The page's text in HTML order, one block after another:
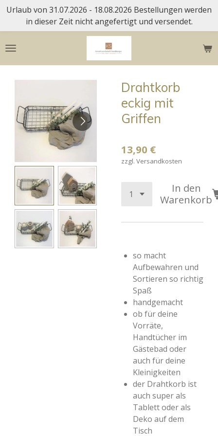
Zum
Hauptinhalt
springen
Urlaub von 31.07.2026 - 18.08.2026 Bestellungen werden
in dieser Zeit nicht angefertigt und versendet.
Drahtkorb
eckig mit
Griffen
13,90 €
zzgl. Versandkosten
In den
Warenkorb
so macht
Aufbewahren und
Sortieren so richtig
Spaß
handgemacht
ob für deine
Vorräte,
Handtücher im
Gästebad oder
auch für deine
Kleinigkeiten
der Drahtkorb ist
auch super als
Tablett oder als
Deko auf dem
Tisch